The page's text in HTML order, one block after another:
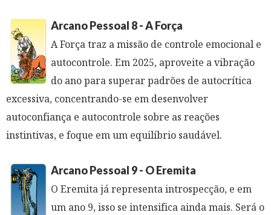
Arcano Pessoal 8 - A Força
A Força traz a missão de controle emocional e
autocontrole. Em 2025, aproveite a vibração
do ano para superar padrões de autocrítica
excessiva, concentrando-se em desenvolver
autoconfiança e autocontrole sobre as reações
instintivas, e foque em um equilíbrio saudável.
Arcano Pessoal 9 - O Eremita
O Eremita já representa introspecção, e em
um ano 9, isso se intensifica ainda mais. Será o